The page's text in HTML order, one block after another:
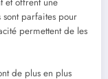
et offrent une
sont parfaites pour
permettent de les
de plus en plus